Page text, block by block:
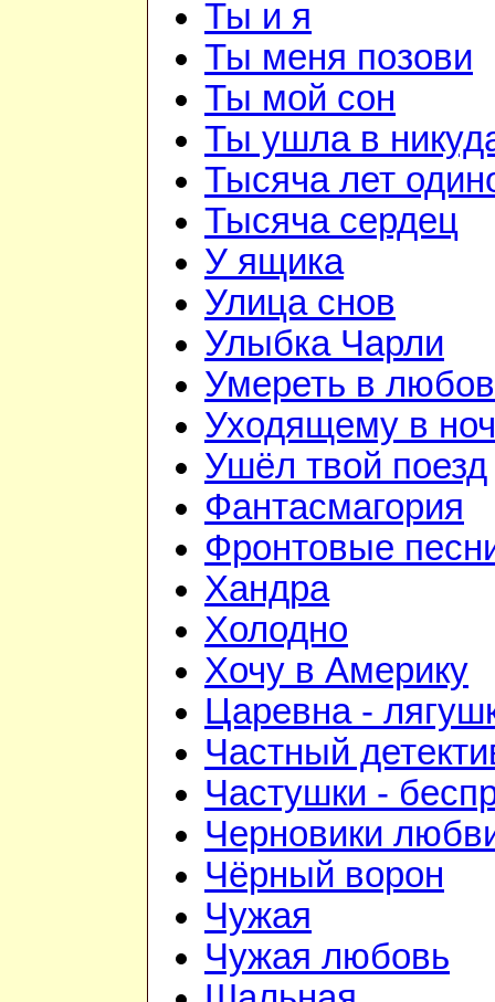
Ты и я
Ты меня позови
Ты мой сон
Ты ушла в
Тысяча лет
Тысяча сердец
У ящика
Улица снов
Улыбка Чарли
Умереть в
Уходящему в
Ушёл твой поезд
Фантасмагория
Фронтовые
Хандра
Холодно
Хочу в Америку
Царевна -
Частный
Частушки -
Черновики
Чёрный ворон
Чужая
Чужая любовь